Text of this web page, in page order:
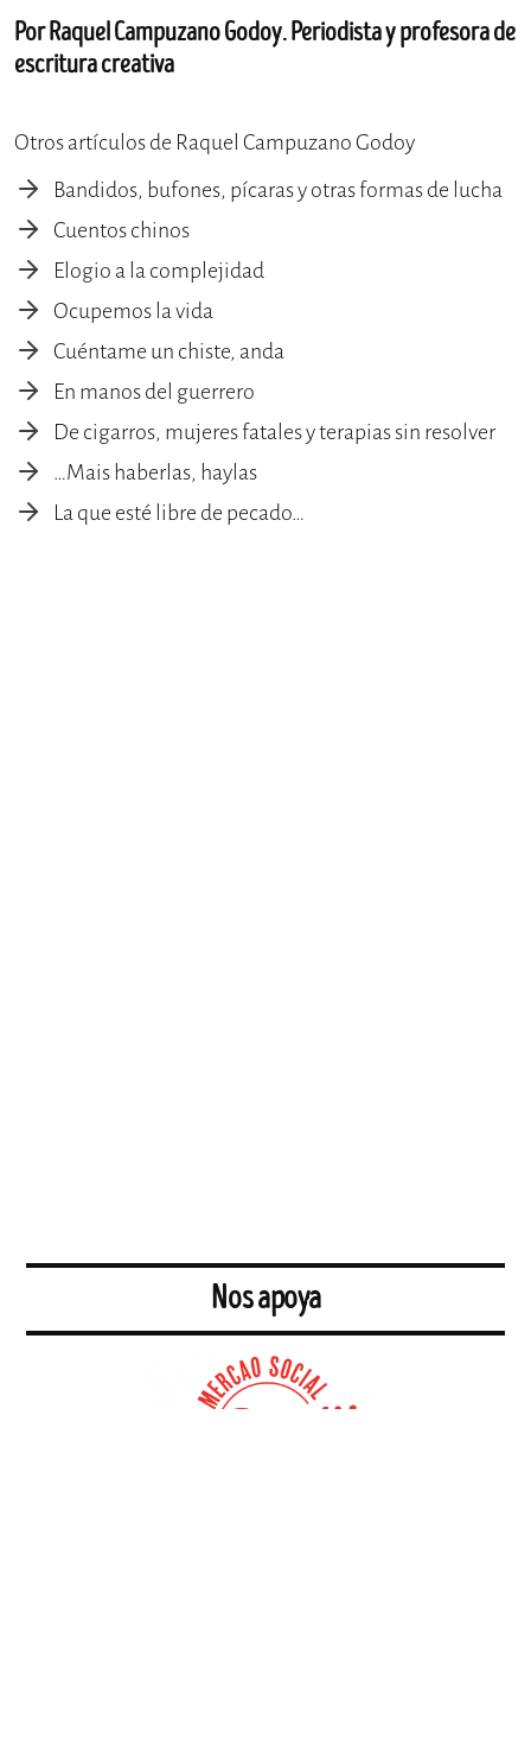
Por Raquel Campuzano Godoy. Periodista y profesora de
escritura creativa
Otros artículos de Raquel Campuzano Godoy
Bandidos, bufones, pícaras y otras formas de lucha
Cuentos chinos
Elogio a la complejidad
Ocupemos la vida
Cuéntame un chiste, anda
En manos del guerrero
De cigarros, mujeres fatales y terapias sin resolver
…Mais haberlas, haylas
La que esté libre de pecado…
Nos apoya